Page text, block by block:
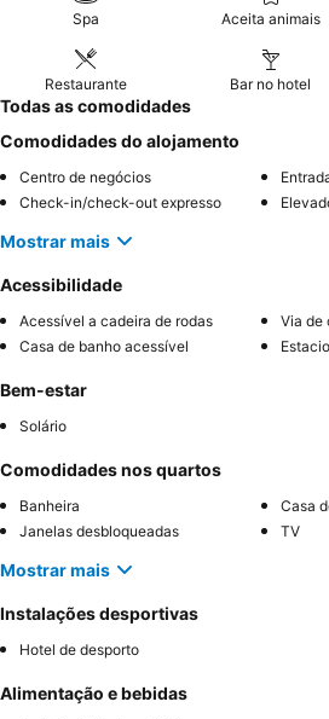
Spa Aceita animais
Restaurante Bar no hotel
Todas as comodidades
Comodidades do alojamento
Centro de negócios
Check-in/check-out expresso
Mostrar mais
Acessibilidade
Acessível a cadeira de rodas
Via de
Casa de banho acessível
Bem-estar
Solário
Comodidades nos quartos
Banheira
Casa
Janelas desbloqueadas
TV
Mostrar mais
Instalações desportivas
Hotel de desporto
Alimentação e bebidas